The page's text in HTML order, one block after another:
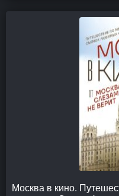
Москва в кино.